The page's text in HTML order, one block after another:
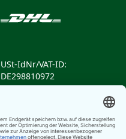
USt-IdNr/VAT-ID:
DE298810972
Weee-Reg.-Nr/Weee